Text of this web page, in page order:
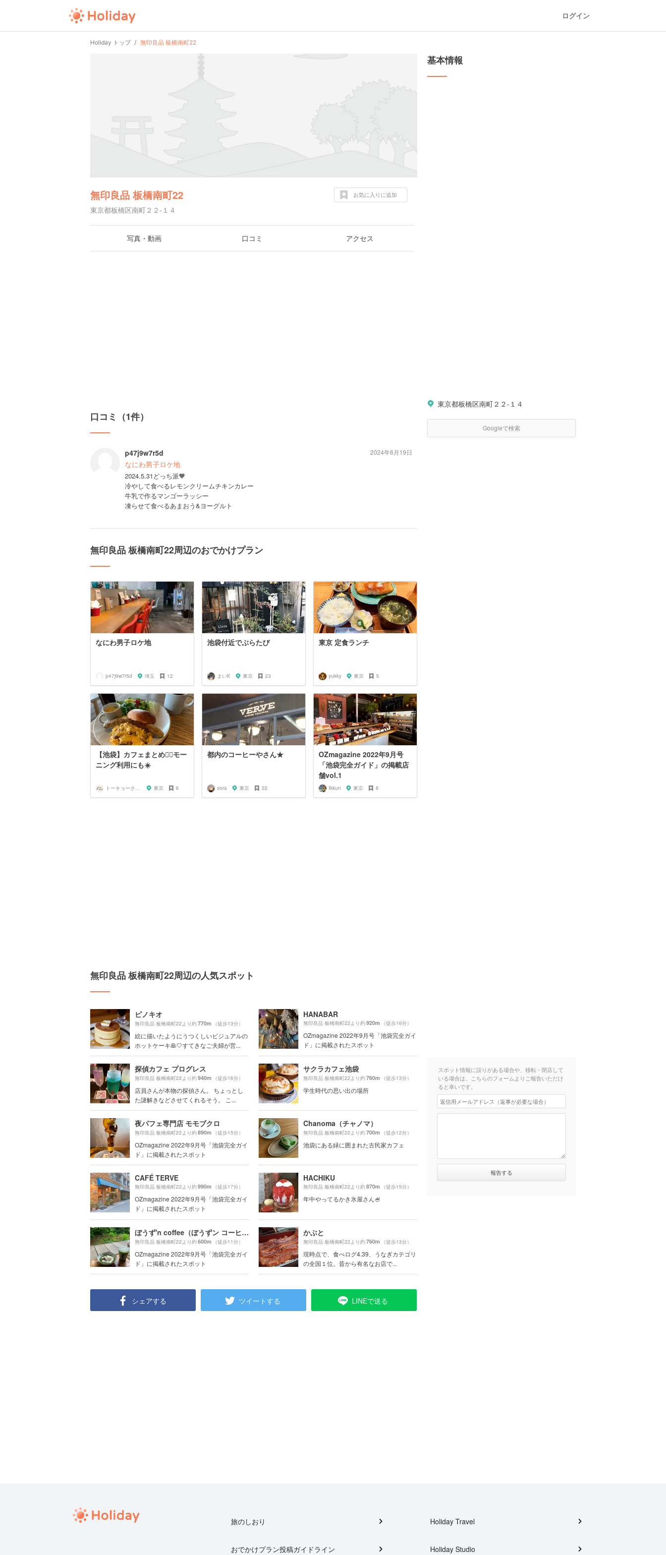
ログイン
Holiday トップ 無印良品 板橋南町22
無印良品 板橋南町22
東京都板橋区南町２２-１４
お気に入りに追加
写真・動画 口コミ アクセス
口コミ（1件）
p47j9w7r5d
なにわ男子ロケ地
2024.5.31どっち派🧡
冷やして食べるレモンクリームチキンカレー
牛乳で作るマンゴーラッシー
凍らせて食べるあまおう&ヨーグルト
2024年6月19日
無印良品 板橋南町22周辺のおでかけプラン
なにわ男子ロケ地
p47j9w7r5d 埼玉 12
池袋付近でぶらたび
まいK 東京 23
東京 定食ランチ
yukky 東京 5
【池袋】カフェまとめ🚶‍♀️モー
ニング利用にも☀️
トーキョーさんぽ 東京 6
都内のコーヒーやさん★
sora 東京 22
OZmagazine 2022年9月号
「池袋完全ガイド」の掲載店
舗vol.1
Ikkun 東京 8
無印良品 板橋南町22周辺の人気スポット
ピノキオ
無印良品 板橋南町22より約770m （徒歩13分）
絵に描いたようにうつくしいビジュアルの
ホットケーキ🥞🤍すてきなご夫婦が営...
HANABAR
無印良品 板橋南町22より約920m （徒歩16分）
OZmagazine 2022年9月号「池袋完全ガイ
ド」に掲載されたスポット
探偵カフェ プログレス
無印良品 板橋南町22より約940m （徒歩16分）
店員さんが本物の探偵さん。 ちょっとし
た謎解きなどさせてくれるそう。 こ...
サクラカフェ池袋
無印良品 板橋南町22より約760m （徒歩13分）
学生時代の思い出の場所
夜パフェ専門店 モモブクロ
無印良品 板橋南町22より約890m （徒歩15分）
OZmagazine 2022年9月号「池袋完全ガイ
ド」に掲載されたスポット
Chanoma（チャノマ）
無印良品 板橋南町22より約700m （徒歩12分）
池袋にある緑に囲まれた古民家カフェ
CAFÉ TERVE
無印良品 板橋南町22より約990m （徒歩17分）
OZmagazine 2022年9月号「池袋完全ガイ
ド」に掲載されたスポット
HACHIKU
無印良品 板橋南町22より約870m （徒歩15分）
年中やってるかき氷屋さん🍧
ぼうず'n coffee（ぼうずン コーヒー）
無印良品 板橋南町22より約600m （徒歩11分）
OZmagazine 2022年9月号「池袋完全ガイ
ド」に掲載されたスポット
かぶと
無印良品 板橋南町22より約760m （徒歩13分）
現時点で、食べログ4.39、うなぎカテゴリ
の全国１位。昔から有名なお店で...
シェアする ツイートする LINEで送る
基本情報
東京都板橋区南町２２-１４
Googleで検索
スポット情報に誤りがある場合や、移転・閉店して
いる場合は、こちらのフォームよりご報告いただけ
ると幸いです。
旅のしおり
おでかけプラン投稿ガイドライン
Holiday Travel
Holiday Studio